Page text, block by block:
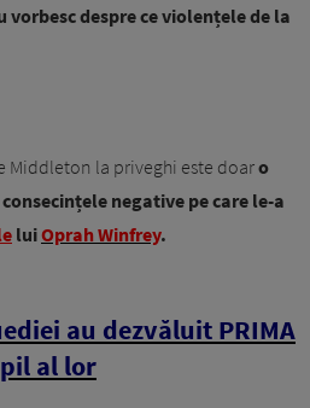
despre ce violențele de la
Middleton la priveghi este doaro
negative pe care le-a
luiOprah Winfrey.
au dezvăluit PRIMA
al lor